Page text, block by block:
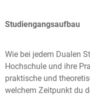
Studiengangsaufbau
Wie bei jedem Dualen
Hochschule und ihre
praktische und
welchem Zeitpunkt du